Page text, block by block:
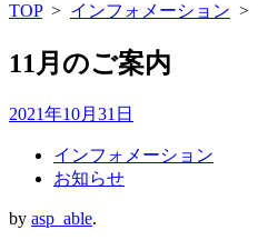
TOP> インフォメーション >
11月のご案内
2021年10月31日
インフォメーション
お知らせ
by asp_able.